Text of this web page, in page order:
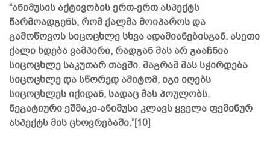
“ანიმუსის აქტივობის ერთ-ერთ ასპექტს
წარმოადგენს, რომ ქალმა მოიპაროს და
გამოწოვოს სიცოცხლე სხვა ადამიანებისგან. ასეთი
ქალი ხდება ვამპირი, რადგან მას არ გააჩნია
სიცოცხლე საკუთარ თავში. მაგრამ მას სჭირდება
სიცოცხლე და სწორედ ამიტომ, იგი იღებს
სიცოცხლეს იქიდან, სადაც მას პოულობს.
ნეგატიური ეშმაკი-ანიმუსი კლავს ყველა ფემინურ
ასპექტს მის ცხოვრებაში.”[10]